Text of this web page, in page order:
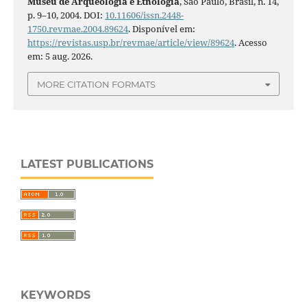
p. 9–10, 2004. DOI: 10.11606/issn.2448-
1750.revmae.2004.89624. Disponível em:
https://revistas.usp.br/revmae/article/view/89624. Acesso
em: 5 aug. 2026.
MORE CITATION FORMATS
LATEST PUBLICATIONS
KEYWORDS